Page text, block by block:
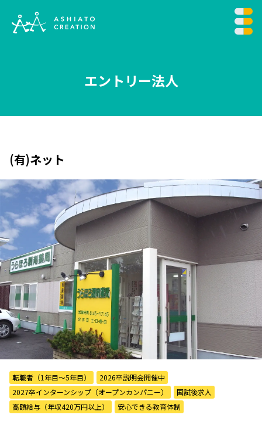
エントリー法人
(有)ネット
転職者（1年目〜5年目）
2026卒説明会開催中
2027卒インターンシップ（オープンカンパニー）
国試後求人
高額給与（年収420万円以上）
安心できる教育体制